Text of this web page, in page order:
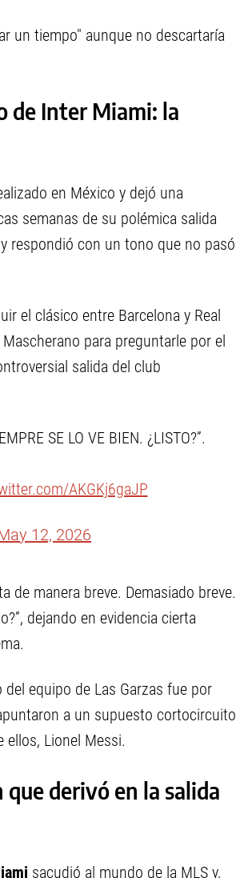
un tiempo" aunque no descartaría
de Inter Miami: la
en México y dejó una
semanas de su polémica salida
y respondió con un tono que no pasó
el clásico entre Barcelona y Real
para preguntarle por el
salida del club
SE LO VE BIEN. ¿LISTO?”.
AKGKj6gaJP
12, 2026
de manera breve. Demasiado breve.
dejando en evidencia cierta
equipo de Las Garzas fue por
a un supuesto cortocircuito
ellos, Lionel Messi.
derivó en la salida
sacudió al mundo de la MLS y,